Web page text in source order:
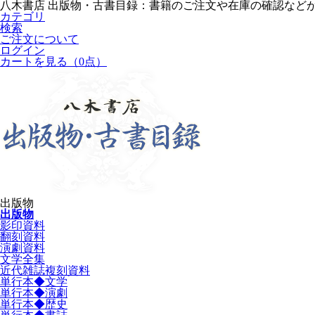
八木書店 出版物・古書目録：書籍のご注文や在庫の確認など
カテゴリ
検索
ご注文について
ログイン
カートを見る
（0点）
出版物
出版物
影印資料
翻刻資料
演劇資料
文学全集
近代雑誌複刻資料
単行本◆文学
単行本◆演劇
単行本◆歴史